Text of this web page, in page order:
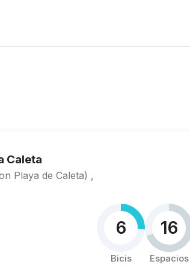
Caleta
Playa de Caleta) ,
6
Bicis
16
Espacios